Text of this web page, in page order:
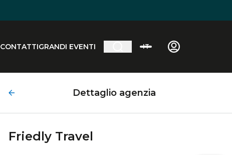
CONTATTIGRANDI EVENTI IT
Dettaglio agenzia
Friedly Travel